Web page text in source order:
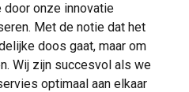
door onze innovatie
Met de notie dat het
doos gaat, maar om
Wij zijn succesvol als we
optimaal aan elkaar